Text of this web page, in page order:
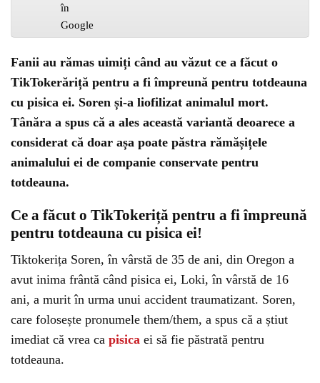
Fanii au rămas uimiți când au văzut ce a făcut o
TikTokerăriță pentru a fi împreună pentru totdeauna
cu pisica ei. Soren și-a liofilizat animalul mort.
Tânăra a spus că a ales această variantă deoarece a
considerat că doar așa poate păstra rămășițele
animalului ei de companie conservate pentru
totdeauna.
Ce a făcut o TikTokeriță pentru a fi împreună
pentru totdeauna cu pisica ei!
Tiktokerița Soren, în vârstă de 35 de ani, din Oregon a
avut inima frântă când pisica ei, Loki, în vârstă de 16
ani, a murit în urma unui accident traumatizant. Soren,
care folosește pronumele them/them, a spus că a știut
imediat că vrea ca pisica ei să fie păstrată pentru
totdeauna.